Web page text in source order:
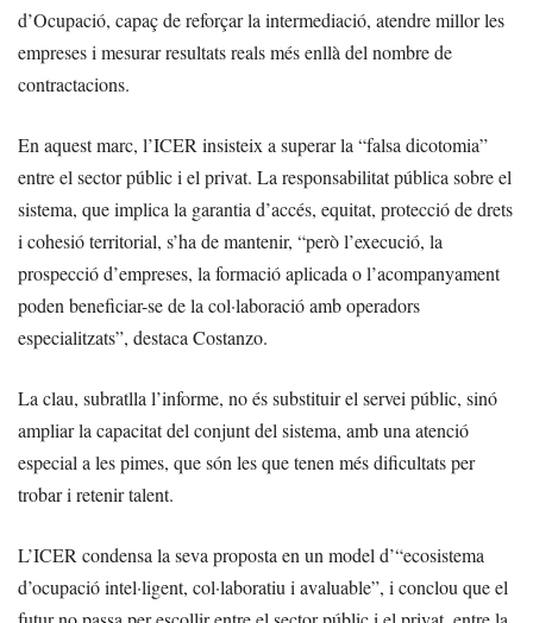
d’Ocupació, capaç de reforçar la intermediació, atendre millor les
empreses i mesurar resultats reals més enllà del nombre de
contractacions.
En aquest marc, l’ICER insisteix a superar la “falsa dicotomia”
entre el sector públic i el privat. La responsabilitat pública sobre el
sistema, que implica la garantia d’accés, equitat, protecció de drets
i cohesió territorial, s’ha de mantenir, “però l’execució, la
prospecció d’empreses, la formació aplicada o l’acompanyament
poden beneficiar-se de la col·laboració amb operadors
especialitzats”, destaca Costanzo.
La clau, subratlla l’informe, no és substituir el servei públic, sinó
ampliar la capacitat del conjunt del sistema, amb una atenció
especial a les pimes, que són les que tenen més dificultats per
trobar i retenir talent.
L’ICER condensa la seva proposta en un model d’“ecosistema
d’ocupació intel·ligent, col·laboratiu i avaluable”, i conclou que el